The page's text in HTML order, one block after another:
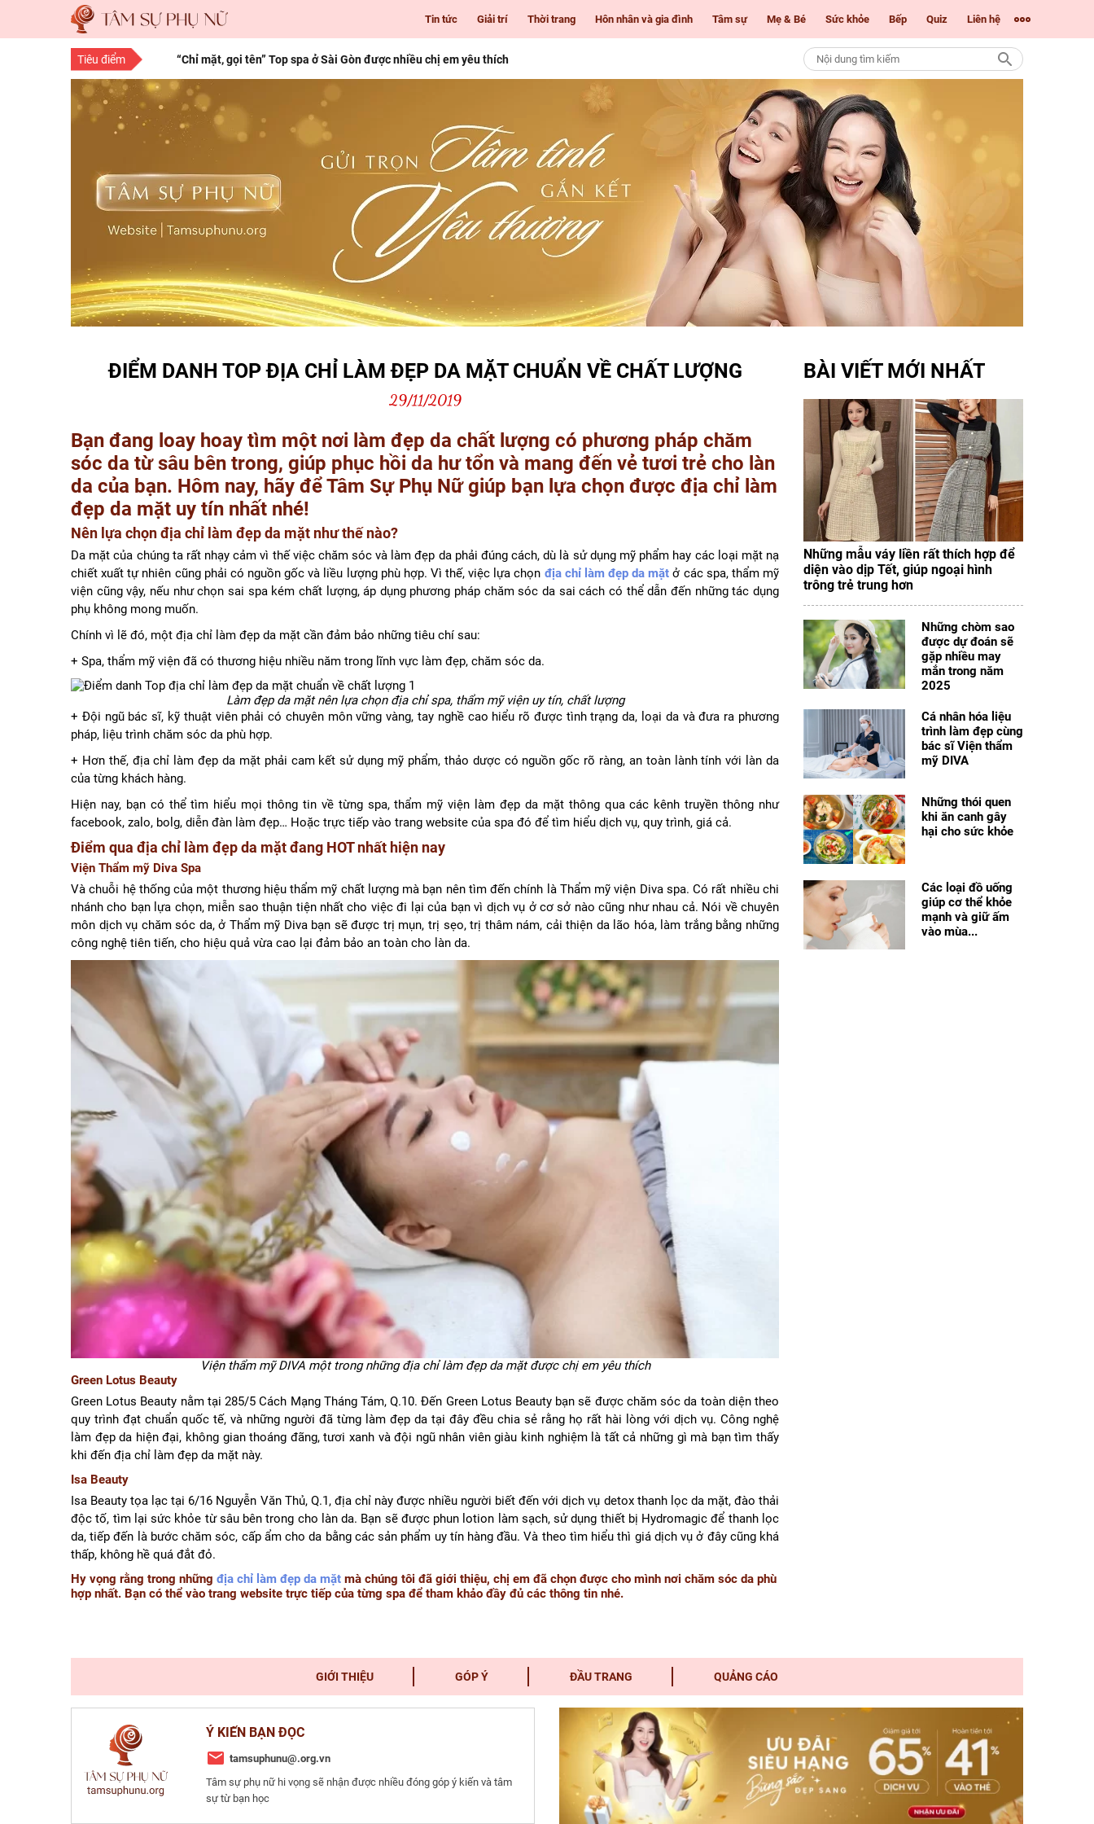
Tin tức Giải trí Thời trang Hôn nhân và gia đình Tâm sự Mẹ & Bé Sức khỏe Bếp Quiz Liên hệ
Tiêu điểm
“Chỉ mặt, gọi tên” Top spa ở Sài Gòn được nhiều chị em yêu thích
10 bí quyết làm đẹp cho nàng mọi độ tuổi
15 bí quyết làm đẹp da mặt từ thiên nhiên giúp nàng luôn tươi trẻ
ĐIỂM DANH TOP ĐỊA CHỈ LÀM ĐẸP DA MẶT CHUẨN VỀ CHẤT LƯỢNG
29/11/2019
Bạn đang loay hoay tìm một nơi làm đẹp da chất lượng có phương pháp chăm
sóc da từ sâu bên trong, giúp phục hồi da hư tổn và mang đến vẻ tươi trẻ cho làn
da của bạn. Hôm nay, hãy để Tâm Sự Phụ Nữ giúp bạn lựa chọn được địa chỉ làm
đẹp da mặt uy tín nhất nhé!
Nên lựa chọn địa chỉ làm đẹp da mặt như thế nào?
Da mặt của chúng ta rất nhạy cảm vì thế việc chăm sóc và làm đẹp da phải đúng cách, dù là sử dụng mỹ phẩm hay các loại mặt nạ
chiết xuất tự nhiên cũng phải có nguồn gốc và liều lượng phù hợp. Vì thế, việc lựa chọn địa chỉ làm đẹp da mặt ở các spa, thẩm mỹ
viện cũng vậy, nếu như chọn sai spa kém chất lượng, áp dụng phương pháp chăm sóc da sai cách có thể dẫn đến những tác dụng
phụ không mong muốn.
Chính vì lẽ đó, một địa chỉ làm đẹp da mặt cần đảm bảo những tiêu chí sau:
+ Spa, thẩm mỹ viện đã có thương hiệu nhiều năm trong lĩnh vực làm đẹp, chăm sóc da.
Làm đẹp da mặt nên lựa chọn địa chỉ spa, thẩm mỹ viện uy tín, chất lượng
+ Đội ngũ bác sĩ, kỹ thuật viên phải có chuyên môn vững vàng, tay nghề cao hiểu rõ được tình trạng da, loại da và đưa ra phương
pháp, liệu trình chăm sóc da phù hợp.
+ Hơn thế, địa chỉ làm đẹp da mặt phải cam kết sử dụng mỹ phẩm, thảo dược có nguồn gốc rõ ràng, an toàn lành tính với làn da
của từng khách hàng.
Hiện nay, bạn có thể tìm hiểu mọi thông tin về từng spa, thẩm mỹ viện làm đẹp da mặt thông qua các kênh truyền thông như
facebook, zalo, bolg, diễn đàn làm đẹp… Hoặc trực tiếp vào trang website của spa đó để tìm hiểu dịch vụ, quy trình, giá cả.
Điểm qua địa chỉ làm đẹp da mặt đang HOT nhất hiện nay
Viện Thẩm mỹ Diva Spa
Và chuỗi hệ thống của một thương hiệu thẩm mỹ chất lượng mà bạn nên tìm đến chính là Thẩm mỹ viện Diva spa. Có rất nhiều chi
nhánh cho bạn lựa chọn, miễn sao thuận tiện nhất cho việc đi lại của bạn vì dịch vụ ở cơ sở nào cũng như nhau cả. Nói về chuyên
môn dịch vụ chăm sóc da, ở Thẩm mỹ Diva bạn sẽ được trị mụn, trị sẹo, trị thâm nám, cải thiện da lão hóa, làm trắng bằng những
công nghệ tiên tiến, cho hiệu quả vừa cao lại đảm bảo an toàn cho làn da.
Viện thẩm mỹ DIVA một trong những địa chỉ làm đẹp da mặt được chị em yêu thích
Green Lotus Beauty
Green Lotus Beauty nằm tại 285/5 Cách Mạng Tháng Tám, Q.10. Đến Green Lotus Beauty bạn sẽ được chăm sóc da toàn diện theo
quy trình đạt chuẩn quốc tế, và những người đã từng làm đẹp da tại đây đều chia sẻ rằng họ rất hài lòng với dịch vụ. Công nghệ
làm đẹp da hiện đại, không gian thoáng đãng, tươi xanh và đội ngũ nhân viên giàu kinh nghiệm là tất cả những gì mà bạn tìm thấy
khi đến địa chỉ làm đẹp da mặt này.
Isa Beauty
Isa Beauty tọa lạc tại 6/16 Nguyễn Văn Thủ, Q.1, địa chỉ này được nhiều người biết đến với dịch vụ detox thanh lọc da mặt, đào thải
độc tố, tìm lại sức khỏe từ sâu bên trong cho làn da. Bạn sẽ được phun lotion làm sạch, sử dụng thiết bị Hydromagic để thanh lọc
da, tiếp đến là bước chăm sóc, cấp ẩm cho da bằng các sản phẩm uy tín hàng đầu. Và theo tìm hiểu thì giá dịch vụ ở đây cũng khá
thấp, không hề quá đắt đỏ.
Hy vọng rằng trong những địa chỉ làm đẹp da mặt mà chúng tôi đã giới thiệu, chị em đã chọn được cho mình nơi chăm sóc da phù
hợp nhất. Bạn có thể vào trang website trực tiếp của từng spa để tham khảo đầy đủ các thông tin nhé.
BÀI VIẾT MỚI NHẤT
Những mẫu váy liền rất thích hợp để
diện vào dịp Tết, giúp ngoại hình
trông trẻ trung hơn
Những chòm sao
được dự đoán sẽ
gặp nhiều may
mắn trong năm
2025
Cá nhân hóa liệu
trình làm đẹp cùng
bác sĩ Viện thẩm
mỹ DIVA
Những thói quen
khi ăn canh gây
hại cho sức khỏe
Các loại đồ uống
giúp cơ thể khỏe
mạnh và giữ ấm
vào mùa...
GIỚI THIỆU GÓP Ý ĐẦU TRANG QUẢNG CÁO
Ý KIẾN BẠN ĐỌC
tamsuphunu@.org.vn
Tâm sự phụ nữ hi vọng sẽ nhận được nhiều đóng góp ý kiến và tâm
sự từ bạn học